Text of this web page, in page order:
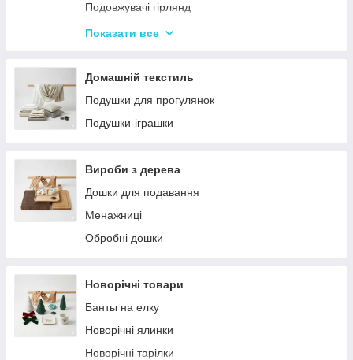
Подовжувачі гірлянд
Хатні гірлянди
Показати все
Домашній текстиль
Подушки для прогулянок
Подушки-іграшки
Вироби з дерева
Дошки для подавання
Менажниці
Обробні дошки
Новорічні товари
Банты на елку
Новорічні ялинки
Новорічні тарілки